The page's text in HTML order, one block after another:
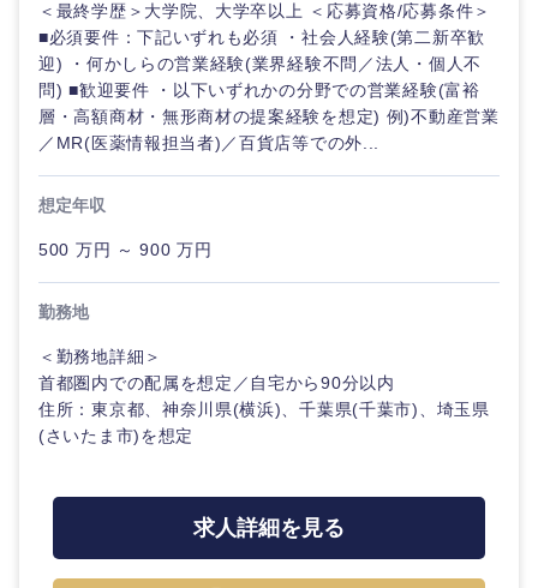
富山県
＜最終学歴＞大学院、大学卒以上 ＜応募資格/応募条件＞
■必須要件：下記いずれも必須 ・社会人経験(第二新卒歓
迎) ・何かしらの営業経験(業界経験不問／法人・個人不
問) ■歓迎要件 ・以下いずれかの分野での営業経験(富裕
層・高額商材・無形商材の提案経験を想定) 例)不動産営業
／MR(医薬情報担当者)／百貨店等での外...
想定年収
500 万円 ～ 900 万円
勤務地
＜勤務地詳細＞
首都圏内での配属を想定／自宅から90分以内
住所：東京都、神奈川県(横浜)、千葉県(千葉市)、埼玉県
(さいたま市)を想定
求人詳細を見る